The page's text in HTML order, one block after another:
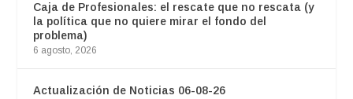
Caja de Profesionales: el rescate que no rescata (y
la política que no quiere mirar el fondo del
problema)
6 agosto, 2026
Actualización de Noticias 06-08-26